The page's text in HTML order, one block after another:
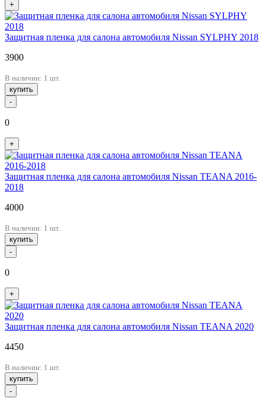
+
Защитная пленка для салона автомобиля Nissan SYLPHY 2018
3900
В наличии: 1 шт.
купить
-
0
+
Защитная пленка для салона автомобиля Nissan TEANA 2016-
2018
4000
В наличии: 1 шт.
купить
-
0
+
Защитная пленка для салона автомобиля Nissan TEANA 2020
4450
В наличии: 1 шт.
купить
-